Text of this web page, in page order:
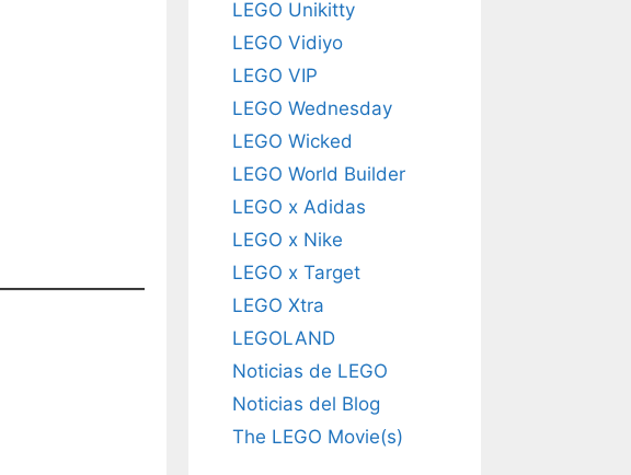
LEGO Unikitty
LEGO Vidiyo
LEGO VIP
LEGO Wednesday
LEGO Wicked
LEGO World Builder
LEGO x Adidas
LEGO x Nike
LEGO x Target
LEGO Xtra
LEGOLAND
Noticias de LEGO
Noticias del Blog
The LEGO Movie(s)